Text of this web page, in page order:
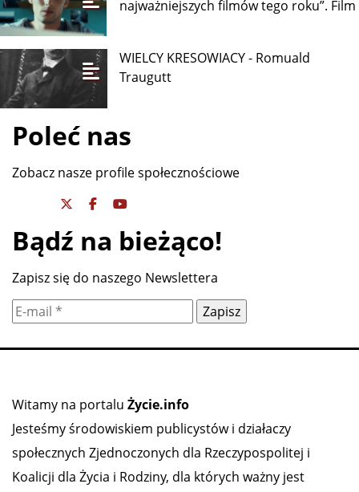
Wyjątkowy pokaz już 9
najważniejszych filmów tego roku”. Film
WIELCY KRESOWIACY - Romuald
Traugutt
Poleć nas
Bądź na bieżąco!
Zapisz się do naszego Newslettera